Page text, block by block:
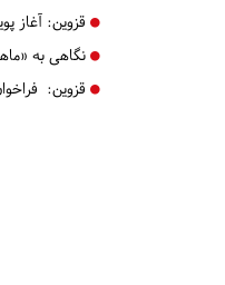
قزوین: آغاز
نگاهی به
قزوین: